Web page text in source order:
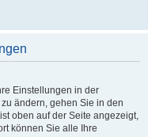
Einstellungen in der
ändern, gehen Sie in den
oben auf der Seite angezeigt,
können Sie alle Ihre